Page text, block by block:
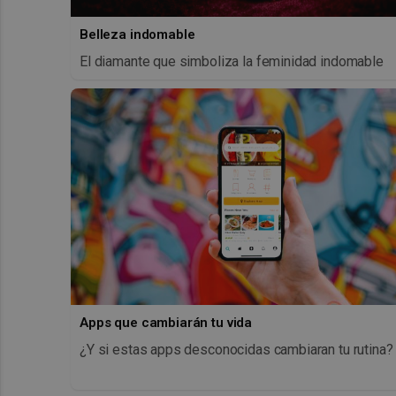
Belleza indomable
El diamante que simboliza la feminidad indomable
Apps que cambiarán tu vida
¿Y si estas apps desconocidas cambiaran tu rutina?